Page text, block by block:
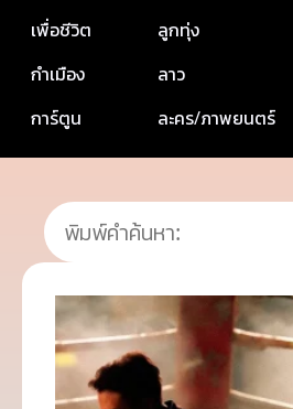
เพื่อชีวิต
ลูกทุ่ง
กำเมือง
ลาว
การ์ตูน
ละคร/ภาพยนตร์